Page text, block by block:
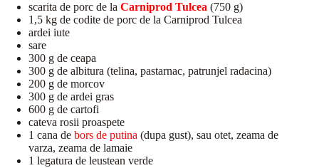
scarita de porc de la Carniprod Tulcea (750 g)
1,5 kg de codite de porc de la Carniprod Tulcea
ardei iute
sare
300 g de ceapa
300 g de albitura (telina, pastarnac, patrunjel radacina)
200 g de morcov
300 g de ardei gras
600 g de cartofi
cateva rosii proaspete
1 cana de bors de putina (dupa gust), sau otet, zeama de
varza, zeama de lamaie
1 legatura de leustean verde